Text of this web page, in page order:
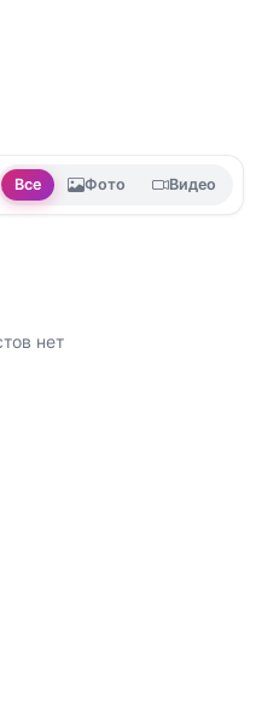
Все Фото Видео
нет